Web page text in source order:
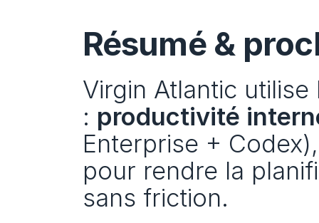
Résumé &
Virgin Atlantic
: productivité
Enterprise +
pour rendre la
sans friction.